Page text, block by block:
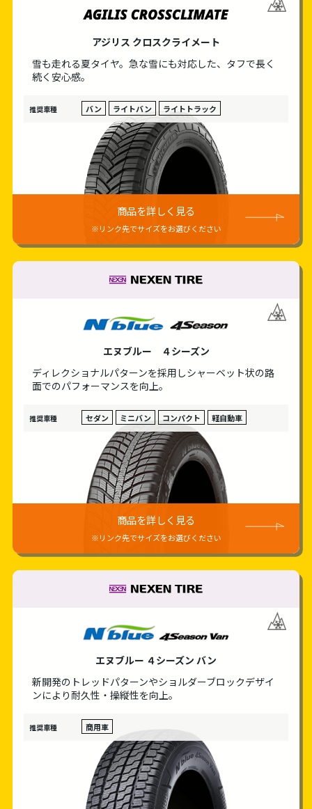
アジリス クロスクライメート
雪も走れる夏タイヤ。急な雪にも対応した、 タフで長く
続く安心感。
推奨車種 バン ライトバン ライトトラック
商品を詳しく見る
※リンク先でサイズをお選びください
NEXEN TIRE
エヌブルー ４シーズン
ディレクショナルパターンを採用しシャーベット状の路
面でのパフォーマンスを向上。
推奨車種 セダン ミニバン コンパクト 軽自動車
商品を詳しく見る
※リンク先でサイズをお選びください
NEXEN TIRE
エヌブルー ４シーズン バン
新開発のトレッドパターンやショルダーブロックデザイ
ンにより耐久性・操縦性を向上。
推奨車種 商用車